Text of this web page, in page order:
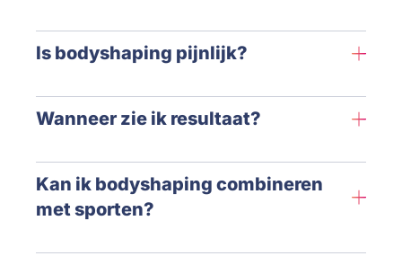
Is bodyshaping pijnlijk?
Wanneer zie ik resultaat?
Kan ik bodyshaping combineren
met sporten?